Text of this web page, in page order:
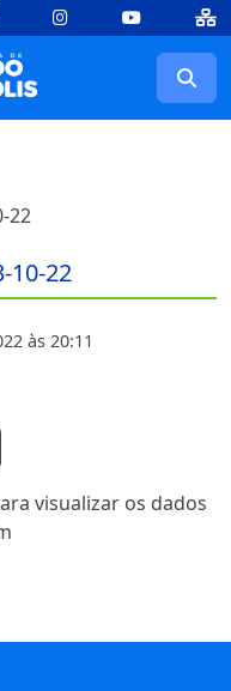
Busca [3] Rodapé [4]
InstagramYoutube
22
10-22
às 20:11
visualizar os dados